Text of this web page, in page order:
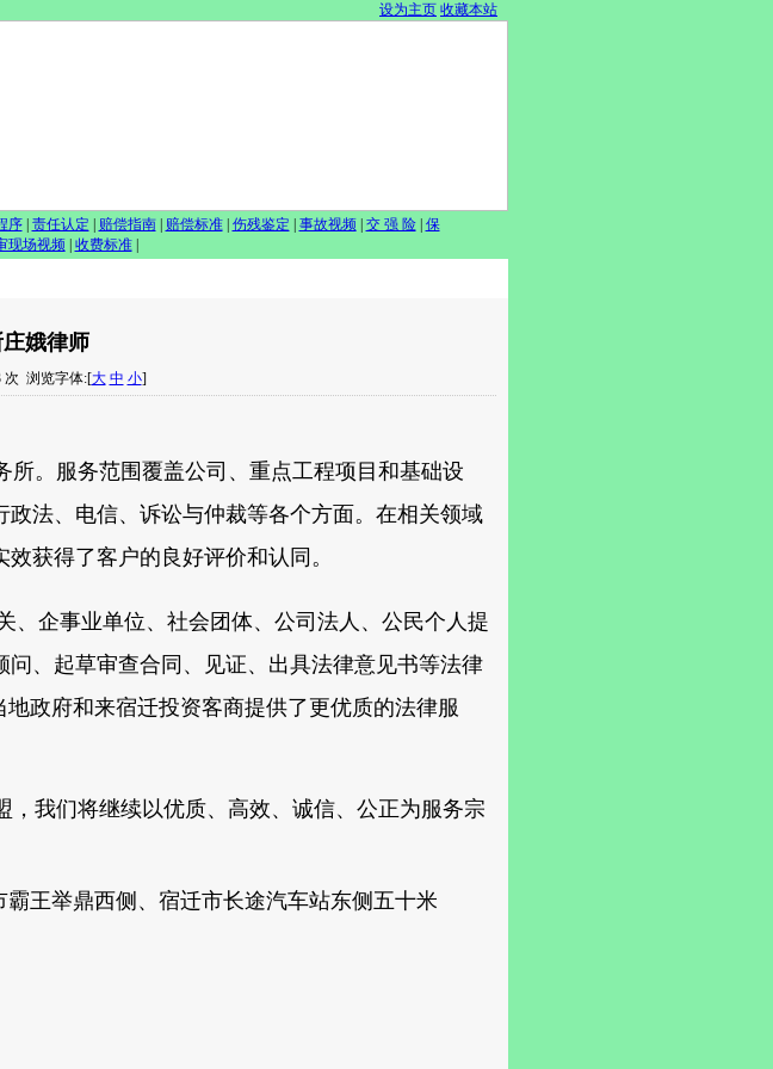
设为主页 收藏本站
序 责任认定 赔偿指南 赔偿标准 伤残鉴定 事故视频 交 强 险
保
现场视频| 收费标准|
娥律师
次 浏览字体:[大 中 小]
。服务范围覆盖公司、重点工程项目和基础设
法、电信、诉讼与仲裁等各个方面。在相关领域
获得了客户的良好评价和认同。
、企事业单位、社会团体、公司法人、公民个人提
、起草审查合同、见证、出具法律意见书等法律
政府和来宿迁投资客商提供了更优质的法律服
我们将继续以优质、高效、诚信、公正为服务宗
王举鼎西侧、宿迁市长途汽车站东侧五十米